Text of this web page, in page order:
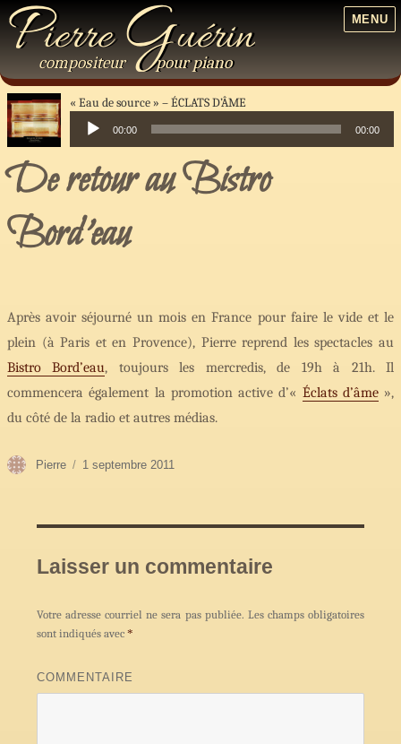
PierreGuérin
compositeur pourpiano
MENU
« Eau de source » ÉCLATS D’ÂME
audio
00:00 00:00
De retour au Bistro
Bord’eau
Après avoir séjourné un mois en France pour faire le vide et le
plein (à Paris et en Provence), Pierre reprend les spectacles au
Bistro Bord’eau, toujours les mercredis, de 19h à 21h. Il
commencera également la promotion active d’« Éclats d’âme»,
du côté de la radio et autres médias.
Auteur
Pierre
Publié
1 septembre 2011
Laisser un commentaire
Votre adresse courriel ne sera pas publiée. Les champs obligatoires
sont indiqués avec*
COMMENTAIRE